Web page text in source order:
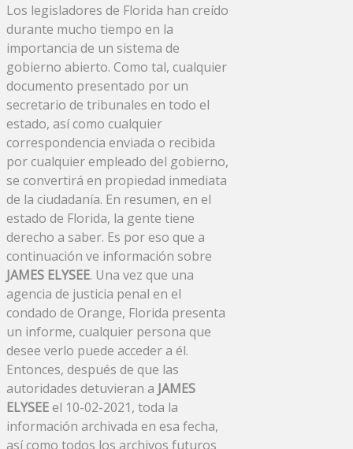
Los legisladores de Florida han creído
durante mucho tiempo en la
importancia de un sistema de
gobierno abierto. Como tal, cualquier
documento presentado por un
secretario de tribunales en todo el
estado, así como cualquier
correspondencia enviada o recibida
por cualquier empleado del gobierno,
se convertirá en propiedad inmediata
de la ciudadanía. En resumen, en el
estado de Florida, la gente tiene
derecho a saber. Es por eso que a
continuación ve información sobre
JAMES ELYSEE. Una vez que una
agencia de justicia penal en el
condado de Orange, Florida presenta
un informe, cualquier persona que
desee verlo puede acceder a él.
Entonces, después de que las
autoridades detuvieran a JAMES
ELYSEEel 10-02-2021, toda la
información archivada en esa fecha,
así como todos los archivos futuros